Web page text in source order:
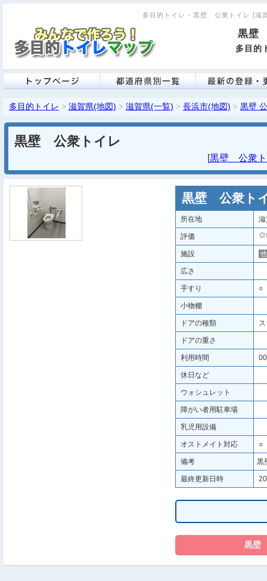
多目的トイレ - 黒壁 公衆トイレ [滋
黒壁
多目的
多目的トイレ > 滋賀県(地図) > 滋賀県(一覧) > 長浜市(地図) > 黒壁
黒壁 公衆トイレ
[黒壁 公衆ト
黒壁 公衆ト
所在地
評価
施設 他
広さ
手すり ○
小物棚
ドアの種類
ドアの重さ
利用時間
休日など
ウォシュレット
障がい者用駐車場
乳児用設備
オストメイト対応 ○
備考 黒
最終更新日時